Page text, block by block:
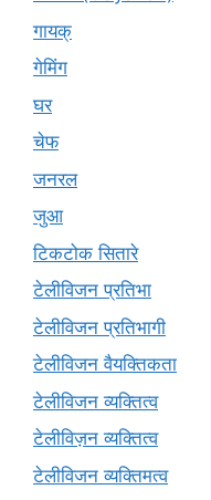
गायक्
गेमिंग
घर
चेफ
जनरल
जुआ
टिकटोक सितारे
टेलीविजन प्रतिभा
टेलीविजन प्रतिभागी
टेलीविजन वैयक्तिकता
टेलीविजन व्यक्तित्व
टेलीविज़न व्यक्तित्व
टेलीविजन व्यक्तिमत्व